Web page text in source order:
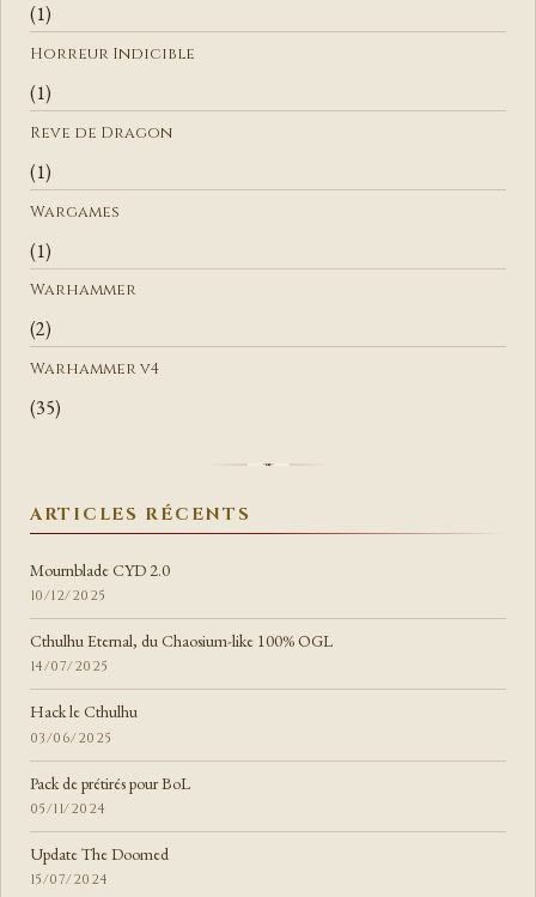
(1)
Horreur Indicible
(1)
Reve de Dragon
(1)
Wargames
(1)
Warhammer
(2)
Warhammer v4
(35)
ARTICLES RÉCENTS
Mournblade CYD 2.0
10/12/2025
Cthulhu Eternal, du Chaosium-like 100% OGL
14/07/2025
Hack le Cthulhu
03/06/2025
Pack de prétirés pour BoL
05/11/2024
Update The Doomed
15/07/2024